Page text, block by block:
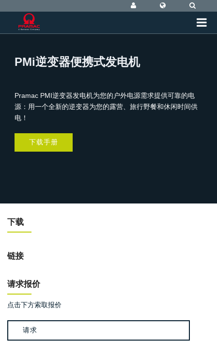
PMi逆变器便携式发电机
Pramac PMI逆变器发电机为您的户外电源需求提供可靠的电
源：用一个全新的逆变器为您的露营、旅行野餐和休闲时间供
电！
下载手册
下载
链接
请求报价
点击下方索取报价
请求